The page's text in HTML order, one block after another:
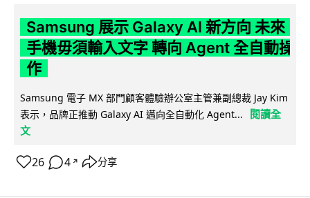
Samsung 展示 Galaxy AI 新方向 未來
手機毋須輸入文字 轉向 Agent 全自動操
作
Samsung 電子 MX 部門顧客體驗辦公室主管兼副總裁 Jay Kim
表示，品牌正推動 Galaxy AI 邁向全自動化 Agent...
閱讀全
文
26 4 ↗ 分享